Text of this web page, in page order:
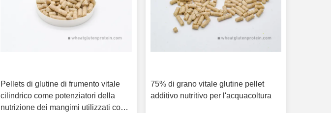
Pellets di glutine di frumento vitale
cilindrico come potenziatori della
nutrizione dei mangimi utilizzati come
75% di grano vitale glutine pellet
additivo nutritivo per l'acquacoltura